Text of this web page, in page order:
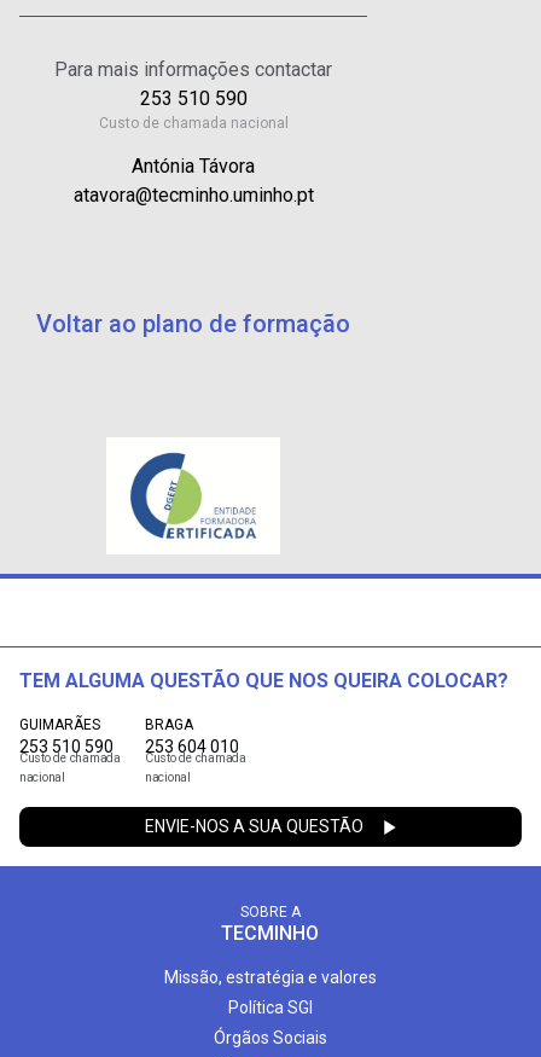
Para mais informações contactar
253 510 590
Custo de chamada nacional
Antónia Távora
atavora@tecminho.uminho.pt
Voltar ao plano de formação
TEM ALGUMA QUESTÃO QUE NOS QUEIRA COLOCAR?
GUIMARÃES
253 510 590
Custo de chamada
nacional
BRAGA
253 604 010
Custo de chamada
nacional
ENVIE-NOS A SUA QUESTÃO
SOBRE A
TECMINHO
Missão, estratégia e valores
Política SGI
Órgãos Sociais